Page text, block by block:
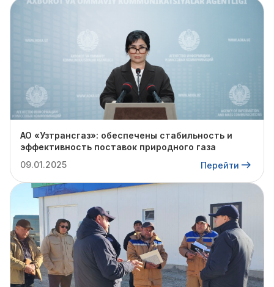
АО «Узтрансгаз»: обеспечены стабильность и
эффективность поставок природного газа
09.01.2025
Перейти